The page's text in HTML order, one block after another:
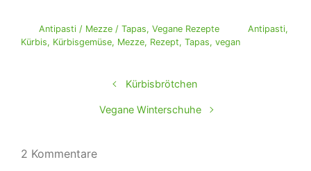
Antipasti / Mezze / Tapas, Vegane Rezepte Antipasti,
Kürbis, Kürbisgemüse, Mezze, Rezept, Tapas, vegan
Kürbisbrötchen
Vegane Winterschuhe
2 Kommentare